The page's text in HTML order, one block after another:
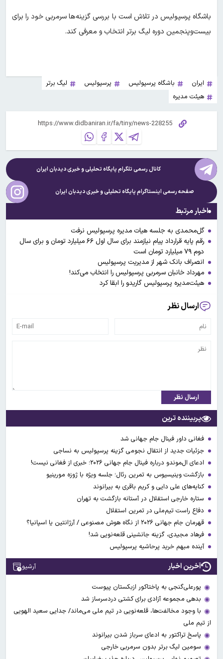
باشگاه پرسپولیس در تلاش است با بررسی گزینه‌ها سرمربی خود را برای
بیست‌وپنجمین دوره لیگ برتر انتخاب و معرفی کند.
ایران باشگاه پرسپولیس پرسپولیس
لیگ برتر
هیئت مدیره
کانال رسمی تلگرام پایگاه تحلیلی و خبریدیدبان ایران
صفحه رسمی اینستاگرام پایگاه تحلیلی و خبریدیدبان ایران
اخبار مرتبط
گل‌محمدی به جلسه هیات مدیره پرسپولیس نرفت
رقم پایه قرارداد پیام نیازمند برای سال اول ۶۶ میلیارد تومان و برای سال
دوم ۷۹ میلیارد تومان است
انصراف بانک شهر از مدیریت پرسپولیس
مهرداد خانبان سرمربی پرسپولیس را انتخاب می‌کند!
هیئت‌مدیره پرسپولیس گاریدو را ابقا کرد
ارسال نظر
ارسال نظر
پربیننده ترین
فغانی داور فینال جام جهانی شد
جزئیات جدید از انتقال نجومی گزینه پرسپولیس به نساجی
ادعای ال‌‍موندو درباره فینال جام جهانی ۲۰۲۶؛ خبری از فغانی نیست!
بازگشت وینیسیوس به تمرین رئال؛ جلسه ویژه با ژوزه مورینیو
کنایه‌های علی دایی و کریم باقری به بیرانوند
ستاره خارجی استقلال در آستانه بازگشت به تهران
دفاع راست تیم‌ملی در تمرین استقلال
قهرمان جام جهانی ۲۰۲۶ از نگاه هوش مصنوعی / آرژانتین یا اسپانیا؟
فرهاد مجیدی، گزینه جانشینی قلعه‌نویی شد!
آینده مبهم خرید پرحاشیه پرسپولیس
آخرین اخبار آرشیو
پورعلی‌گنجی به پاختاکور ازبکستان پیوست
بدهی مجموعه آزادی برای کشتی دردسرساز شد
با وجود مخالفت‌ها، قلعه‌نویی در تیم ملی می‌ماند/ جدایی سعید الهویی
از تیم ملی
پاسخ تراکتور به ادعای سرباز شدن بیرانوند
سومین لیگ برتر بدون سرمربی خارجی